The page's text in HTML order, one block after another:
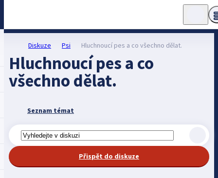
Diskuze Psi Hluchnoucí pes a co všechno dělat.
Hluchnoucí pes a co
všechno dělat.
Seznam témat
Přispět do diskuze